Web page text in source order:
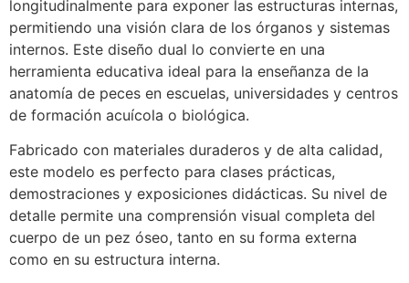
longitudinalmente para exponer las estructuras internas,
permitiendo una visión clara de los órganos y sistemas
internos. Este diseño dual lo convierte en una
herramienta educativa ideal para la enseñanza de la
anatomía de peces en escuelas, universidades y centros
de formación acuícola o biológica.
Fabricado con materiales duraderos y de alta calidad,
este modelo es perfecto para clases prácticas,
demostraciones y exposiciones didácticas. Su nivel de
detalle permite una comprensión visual completa del
cuerpo de un pez óseo, tanto en su forma externa
como en su estructura interna.